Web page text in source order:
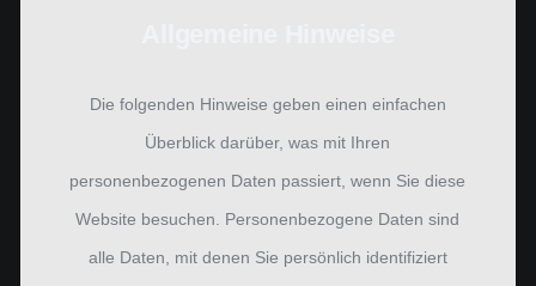
Die folgenden Hinweise geben einen einfachen
Überblick darüber, was mit Ihren
personenbezogenen Daten passiert, wenn Sie diese
Website besuchen. Personenbezogene Daten sind
alle Daten, mit denen Sie persönlich identifiziert